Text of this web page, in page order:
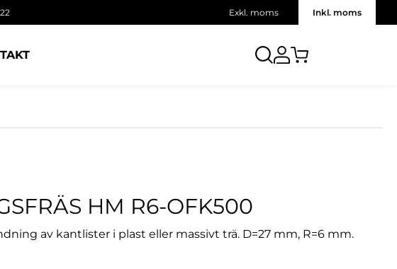
Exkl. moms Inkl. moms
HM R6-OFK500
av kantlister i plast eller massivt trä. D=27 mm, R=6 mm.